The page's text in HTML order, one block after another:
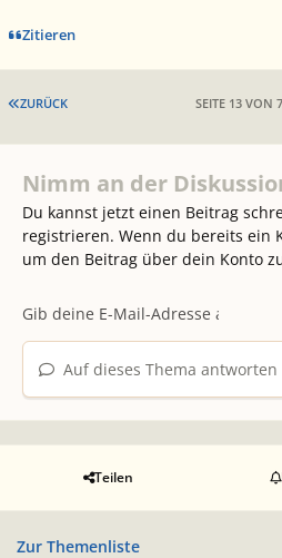
Zitieren
ERSTE SEITE
ZURÜCK SEITE 13 VON
Nimm an der
Du kannst jetzt einen Beitrag
registrieren. Wenn du bereits ein
um den Beitrag über dein Konto
Auf dieses Thema antworten
Teilen
Zur Themenliste